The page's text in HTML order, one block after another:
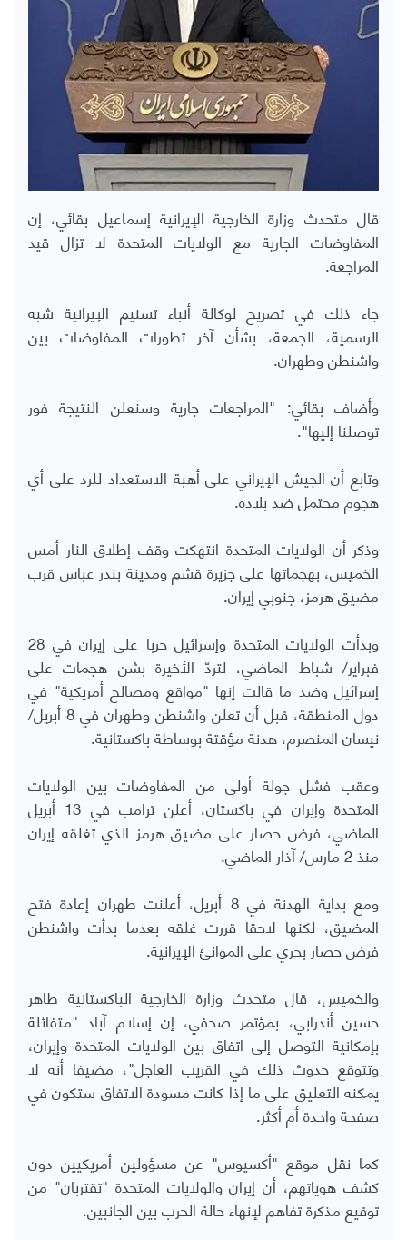
قال متحدث وزارة الخارجية الإيرانية إسماعيل بقائي، إن
المفاوضات الجارية مع الولايات المتحدة لا تزال قيد
المراجعة.
جاء ذلك في تصريح لوكالة أنباء تسنيم الإيرانية شبه
الرسمية، الجمعة، بشأن آخر تطورات المفاوضات بين
واشنطن وطهران.
وأضاف بقائي: "المراجعات جارية وسنعلن النتيجة فور
توصلنا إليها".
وتابع أن الجيش الإيراني على أهبة الاستعداد للرد على أي
هجوم محتمل ضد بلاده.
وذكر أن الولايات المتحدة انتهكت وقف إطلاق النار أمس
الخميس، بهجماتها على جزيرة قشم ومدينة بندر عباس قرب
مضيق هرمز، جنوبي إيران.
وبدأت الولايات المتحدة وإسرائيل حربا على إيران في 28
فبراير/ شباط الماضي، لتردّ الأخيرة بشن هجمات على
إسرائيل وضد ما قالت إنها "مواقع ومصالح أمريكية" في
دول المنطقة، قبل أن تعلن واشنطن وطهران في 8 أبريل/
نيسان المنصرم، هدنة مؤقتة بوساطة باكستانية.
وعقب فشل جولة أولى من المفاوضات بين الولايات
المتحدة وإيران في باكستان، أعلن ترامب في 13 أبريل
الماضي، فرض حصار على مضيق هرمز الذي تغلقه إيران
منذ 2 مارس/ آذار الماضي.
ومع بداية الهدنة في 8 أبريل، أعلنت طهران إعادة فتح
المضيق، لكنها لاحقا قررت غلقه بعدما بدأت واشنطن
فرض حصار بحري على الموانئ الإيرانية.
والخميس، قال متحدث وزارة الخارجية الباكستانية طاهر
حسين أندرابي، بمؤتمر صحفي، إن إسلام آباد "متفائلة
بإمكانية التوصل إلى اتفاق بين الولايات المتحدة وإيران،
وتتوقع حدوث ذلك في القريب العاجل"، مضيفا أنه لا
يمكنه التعليق على ما إذا كانت مسودة الاتفاق ستكون في
صفحة واحدة أم أكثر.
كما نقل موقع "أكسيوس" عن مسؤولين أمريكيين دون
كشف هوياتهم، أن إيران والولايات المتحدة "تقتربان" من
توقيع مذكرة تفاهم لإنهاء حالة الحرب بين الجانبين.